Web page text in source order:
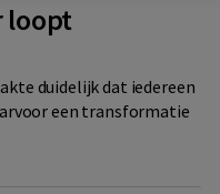
loopt
duidelijk dat iedereen
een transformatie